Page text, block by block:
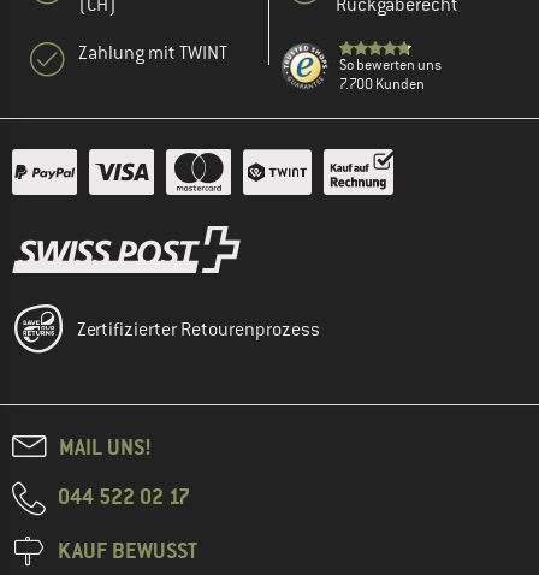
Zahlung mit TWINT
So bewerten uns
7.700 Kunden
Zertifizierter Retourenprozess
MAIL UNS!
044 522 02 17
KAUF BEWUSST